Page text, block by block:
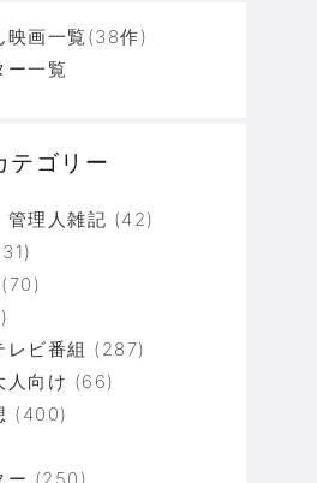
映画一覧(38作)
ー一覧
テゴリー
管理人雑記 (42)
(70)
レビ番組 (287)
人向け (66)
(400)
ー (250)